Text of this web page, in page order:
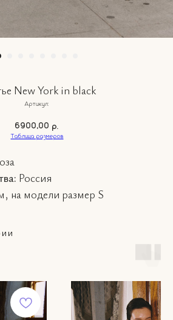
New York in black
Артикул:
6900,00 р.
Таблица размеров
Россия
на модели размер S
TELEGRAM
WHATSAPP